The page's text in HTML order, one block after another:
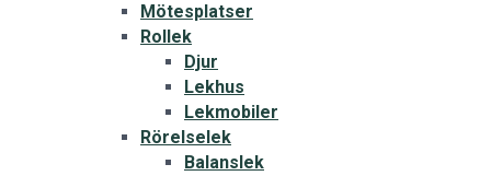
Mötesplatser
Rollek
Djur
Lekhus
Lekmobiler
Rörelselek
Balanslek